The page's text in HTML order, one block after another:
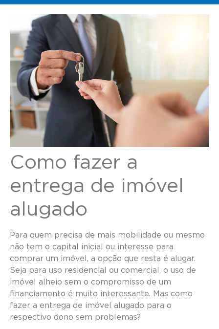
Como fazer a
entrega de imóvel
alugado
Para quem precisa de mais mobilidade ou mesmo
não tem o capital inicial ou interesse para
comprar um imóvel, a opção que resta é alugar.
Seja para uso residencial ou comercial, o uso de
imóvel alheio sem o compromisso de um
financiamento é muito interessante. Mas como
fazer a entrega de imóvel alugado para o
respectivo dono sem problemas?